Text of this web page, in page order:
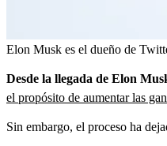
Elon Musk es el dueño de
Desde la llegada de Elon
el propósito de aumentar las
Sin embargo, el proceso ha